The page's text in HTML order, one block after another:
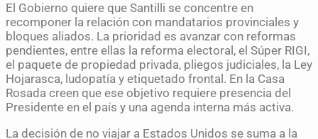
El Gobierno quiere que Santilli se concentre en
recomponer la relación con mandatarios provinciales y
bloques aliados. La prioridad es avanzar con reformas
pendientes, entre ellas la reforma electoral, el Súper RIGI,
el paquete de propiedad privada, pliegos judiciales, la Ley
Hojarasca, ludopatía y etiquetado frontal. En la Casa
Rosada creen que ese objetivo requiere presencia del
Presidente en el país y una agenda interna más activa.
La decisión de no viajar a Estados Unidos se suma a la